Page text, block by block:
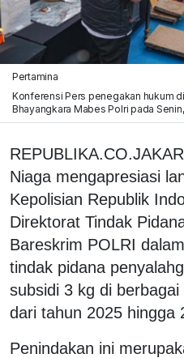
Pertamina
Konferensi Pers penegakan hukum
Bhayangkara Mabes Polri pada
Niaga mengapresiasi
Kepolisian Republik
Direktorat Tindak
Bareskrim POLRI
tindak pidana
subsidi 3 kg di
dari tahun 2025 hingga
Penindakan ini